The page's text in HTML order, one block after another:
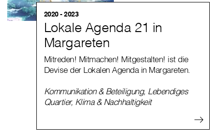
2020 - 2023
Lokale Agenda 21 in
Margareten
Mitreden! Mitmachen! Mitgestalten! ist die
Devise der Lokalen Agenda in Margareten.
Kommunikation & Beteiligung, Lebendiges
Quartier, Klima & Nachhaltigkeit